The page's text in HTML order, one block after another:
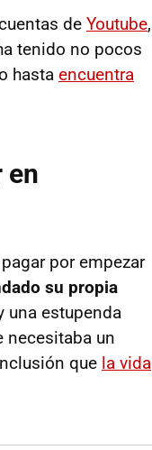
de Youtube,
tenido no pocos
hasta encuentra
en
por empezar
su propia
una estupenda
necesitaba un
que la vida